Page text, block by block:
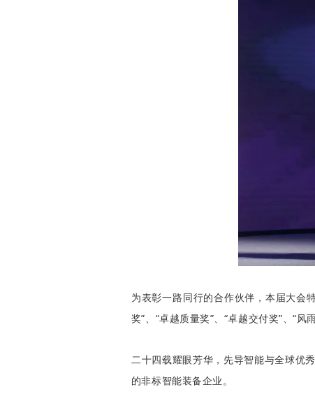
为表彰一路同行的合作伙伴，本届大会
奖”、“卓越质量奖”、“卓越交付奖”、“风
二十四载耀眼芳华，先导智能与全球优
的非标智能装备企业。